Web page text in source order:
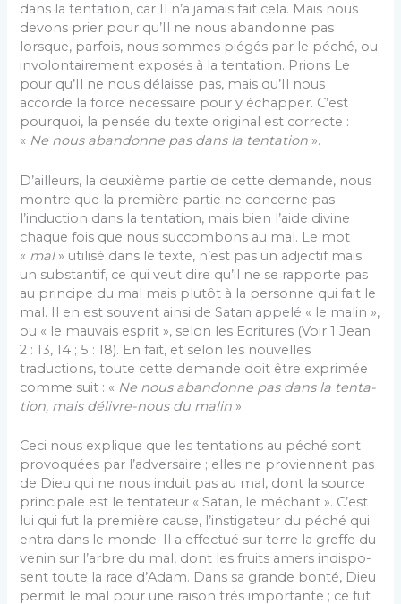
dans la tentation, car Il n’a jamais fait cela. Mais nous
devons prier pour qu’Il ne nous abandonne pas
lorsque, parfois, nous sommes piégés par le péché, ou
involontairement exposés à la tentation. Prions Le
pour qu’Il ne nous délaisse pas, mais qu’Il nous
accorde la force nécessaire pour y échapper. C’est
pourquoi, la pensée du texte original est correcte :
« Ne nous abandonne pas dans la tentation ».
D’ailleurs, la deuxième partie de cette demande, nous
montre que la première partie ne concerne pas
l’induction dans la tentation, mais bien l’aide divine
chaque fois que nous succombons au mal. Le mot
« mal» utilisé dans le texte, n’est pas un adjectif mais
un substantif, ce qui veut dire qu’il ne se rapporte pas
au principe du mal mais plutôt à la personne qui fait le
mal. Il en est souvent ainsi de Satan appelé « le ma­lin »,
ou « le mauvais esprit », selon les Ecritures (Voir 1 Jean
2 : 13, 14 ; 5 : 18). En fait, et selon les nouvel­les
traductions, toute cette demande doit être exprimée
comme suit : « Ne nous abandonne pas dans la tenta­
tion, mais délivre-nous du malin ».
Ceci nous explique que les tentations au péché sont
provoquées par l’adversaire ; elles ne proviennent pas
de Dieu qui ne nous induit pas au mal, dont la source
principale est le tentateur « Satan, le méchant ». C’est
lui qui fut la première cause, l’instigateur du péché qui
entra dans le monde. Il a effectué sur terre la greffe du
venin sur l’arbre du mal, dont les fruits amers indispo­
sent toute la race d’Adam. Dans sa grande bonté, Dieu
permit le mal pour une raison très importante ; ce fut